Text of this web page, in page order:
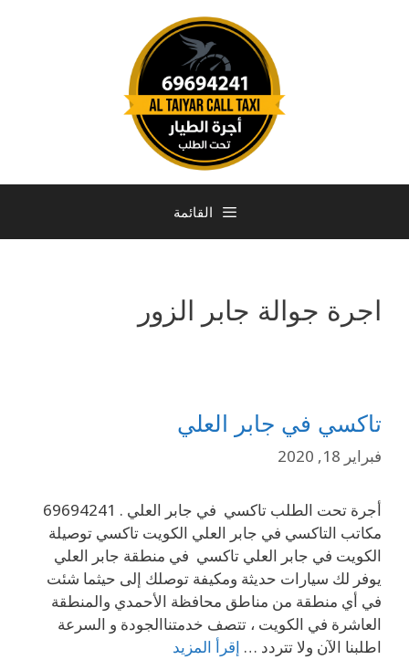
القائمة
اجرة جوالة جابر الزور
تاكسي في جابر العلي
فبراير 18, 2020
أجرة تحت الطلب تاكسي في جابر العلي . 69694241
مكاتب التاكسي في جابر العلي الكويت تاكسي توصيلة
الكويت في جابر العلي تاكسي في منطقة جابر العلي
يوفر لك سيارات حديثة ومكيفة توصلك إلى حيثما شئت
في أي منطقة من مناطق محافظة الأحمدي والمنطقة
العاشرة في الكويت ، تتصف خدمتناالجودة و السرعة
اطلبنا الآن ولا تتردد … إقرأ المزيد